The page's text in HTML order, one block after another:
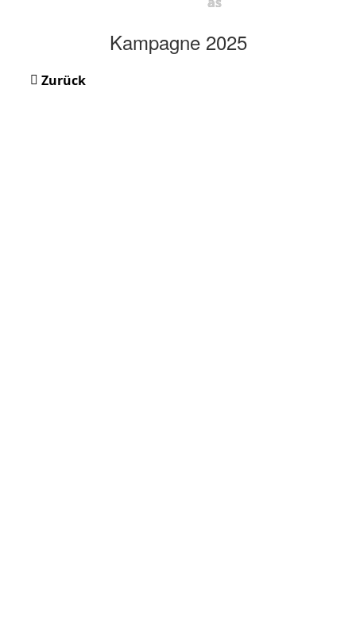
Kampagne 2025
Zurück